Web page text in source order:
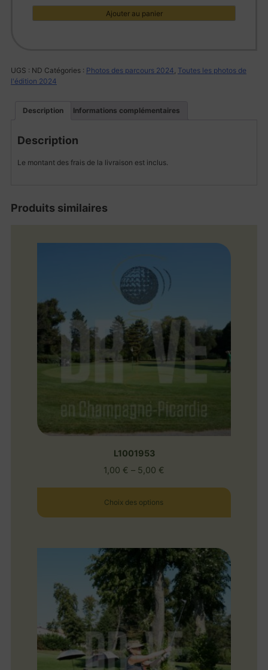
L1002271
Ajouter au panier
UGS : ND Catégories : Photos des parcours 2024 Toutes les photos de
l'édition 2024
Description Informations complémentaires
Description
Le montant des frais de la livraison est inclus.
Produits similaires
L1001953
1,00 € – 5,00 €
Choix des options